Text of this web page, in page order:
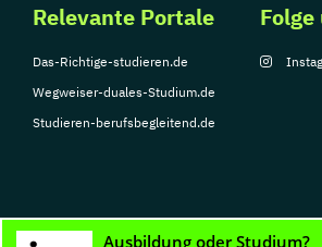
Relevante Portale
Das-Richtige-studieren.de
Wegweiser-duales-Studium.de
Studieren-berufsbegleitend.de